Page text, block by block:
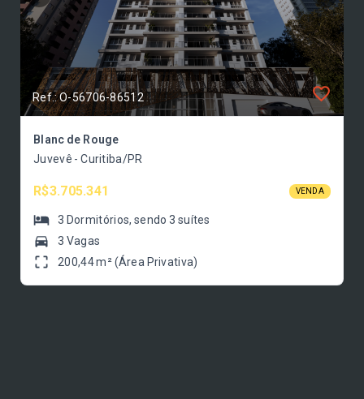
Ref.: O-56706-86512
Blanc de Rouge
Juvevê - Curitiba/PR
R$3.705.341 VENDA
3 Dormitórios, sendo3 suítes
3 Vagas
200,44 m² (Área Privativa)